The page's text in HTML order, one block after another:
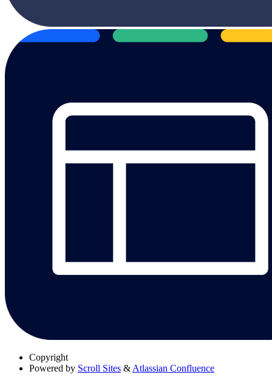
Copyright
Powered by Scroll Sites & Atlassian Confluence